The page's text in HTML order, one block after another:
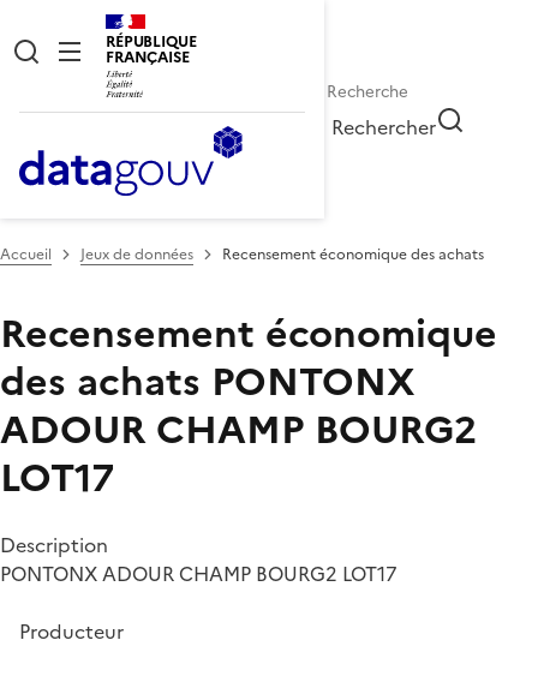
RÉPUBLIQUE
FRANÇAISE
Rechercher
Accueil Jeux de données Recensement économique des achats
Recensement économique
des achats PONTONX
ADOUR CHAMP BOURG2
LOT17
Description
PONTONX ADOUR CHAMP BOURG2 LOT17
Producteur